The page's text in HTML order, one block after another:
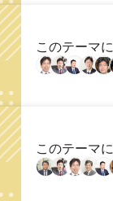
このテーマに
このテーマに